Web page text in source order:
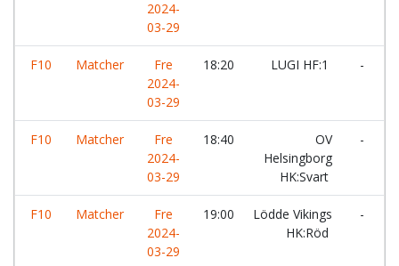
2024-
03-29
F10 Matcher
Fre
2024-
03-29
18:20 LUGI HF:1 -
F10 Matcher
Fre
2024-
03-29
18:40
OV
Helsingborg
HK:Svart
-
F10 Matcher
Fre
2024-
03-29
19:00
Lödde Vikings
HK:Röd
-